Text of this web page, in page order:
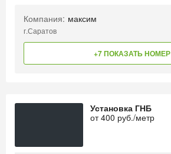
Компания: максим
г.Саратов
+7 ПОКАЗАТЬ НОМЕР
Установка ГНБ
от400 руб./метр